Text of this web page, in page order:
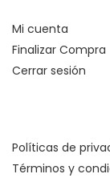
Mi cuenta
Finalizar Compra
Cerrar sesión
Políticas de
Términos y